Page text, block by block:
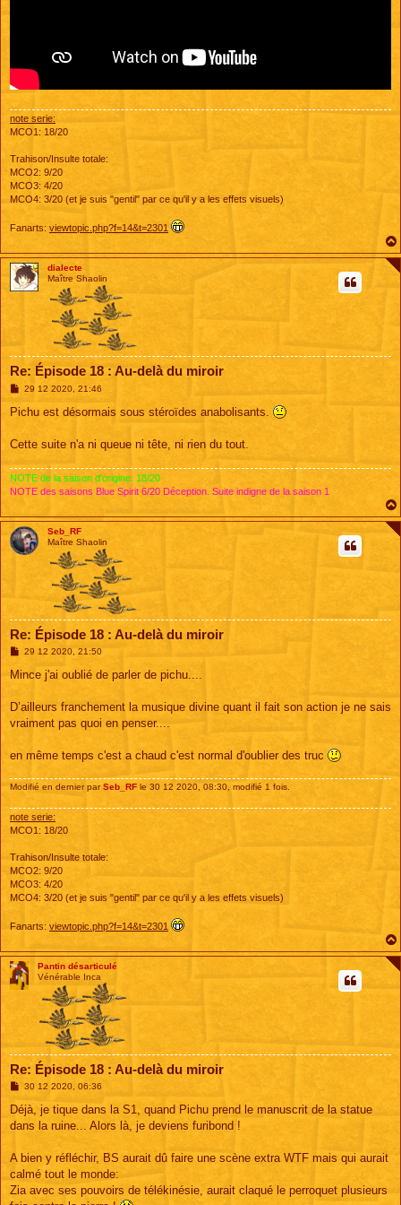
note serie:
MCO1: 18/20
Trahison/Insulte totale:
MCO2: 9/20
MCO3: 4/20
MCO4: 3/20 (et je suis "gentil" par ce qu'il y a les effets visuels)
Fanarts: viewtopic.php?f=14&t=2301
dialecte
Maître Shaolin
Re: Épisode 18 : Au-delà du miroir
M
s
g
29 12 2020, 21:46
Pichu est désormais sous stéroïdes anabolisants.
Cette suite n'a ni queue ni tête, ni rien du tout.
NOTE de la saison d'origine: 18/20
NOTE des saisons Blue Spirit 6/20 Déception. Suite indigne de la saison 1
Seb_RF
Maître Shaolin
Re: Épisode 18 : Au-delà du miroir
M
s
g
29 12 2020, 21:50
Mince j'ai oublié de parler de pichu....
D’ailleurs franchement la musique divine quant il fait son action je ne sais
vraiment pas quoi en penser....
en même temps c'est a chaud c'est normal d'oublier des truc
Modifié en dernier parSeb_RF le 30 12 2020, 08:30, modifié 1 fois.
note serie:
MCO1: 18/20
Trahison/Insulte totale:
MCO2: 9/20
MCO3: 4/20
MCO4: 3/20 (et je suis "gentil" par ce qu'il y a les effets visuels)
Fanarts: viewtopic.php?f=14&t=2301
Pantin désarticulé
Vénérable Inca
Re: Épisode 18 : Au-delà du miroir
M
s
s
a
30 12 2020, 06:36
Déjà, je tique dans la S1, quand Pichu prend le manuscrit de la statue
dans la ruine... Alors là, je deviens furibond !
A bien y réfléchir, BS aurait dû faire une scène extra WTF mais qui aurait
calmé tout le monde:
Zia avec ses pouvoirs de télékinésie, aurait claqué le perroquet plusieurs